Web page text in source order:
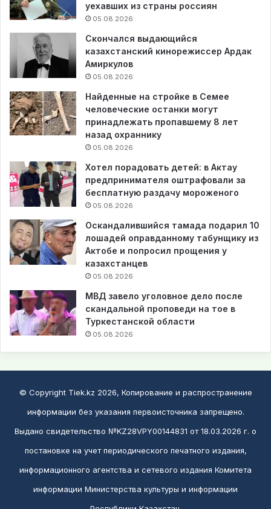
уехавших из страны россиян
05.08.2026
Скончался выдающийся
казахстанский кинорежиссер Ардак
Амиркулов
05.08.2026
Найденные на стройке в Семее
человеческие останки могут
принадлежать пропавшему 8 лет
назад охраннику
05.08.2026
Хотел порадовать детей: в Актау
предпринимателя оштрафовали за
бесплатную раздачу мороженого
05.08.2026
Оскандалившийся тамада подарил 10
лошадей оправданному табунщику из
Актобе и попросил прощения у
казахстанцев
05.08.2026
МВД завело уголовное дело после
скандальной проповеди на тое в
Туркестанской области
05.08.2026
© Copyright Tiek.kz 2026, Копирование и распространение
информации без указания первоисточника запрещено.
Выдано свидетельство №KZ28VPY00144831 от 18.03.2026 г. о
постановке на учет периодического печатного издания,
информационного агентства и сетевого издания Комитета
информации Министерства культуры и информации